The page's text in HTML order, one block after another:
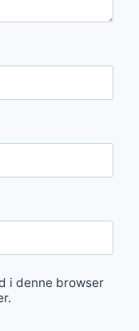
i denne browser